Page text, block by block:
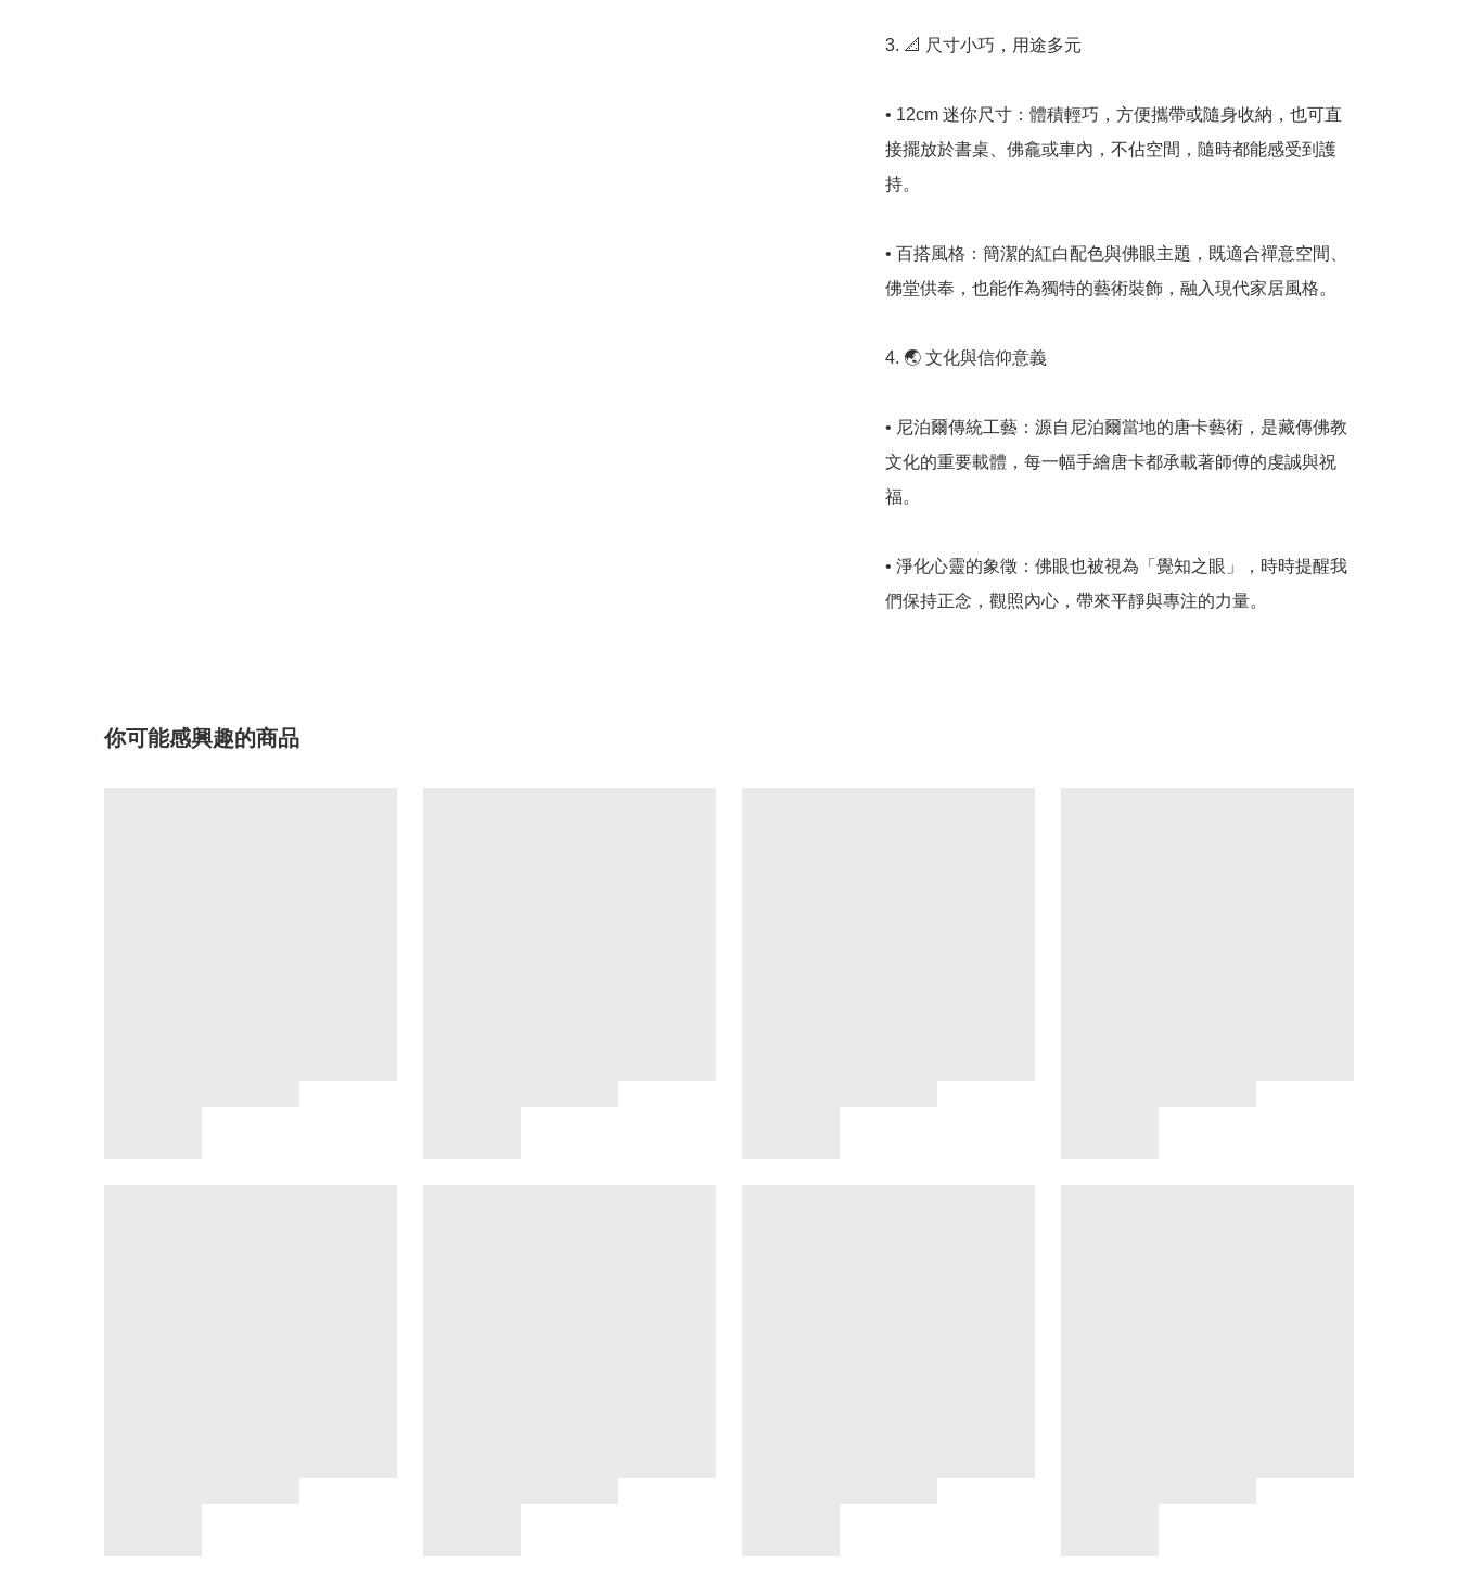
3. 📐 尺寸小巧，用途多元
• 12cm 迷你尺寸：體積輕巧，方便攜帶或隨身收納，也可直
接擺放於書桌、佛龕或車內，不佔空間，隨時都能感受到護
持。
• 百搭風格：簡潔的紅白配色與佛眼主題，既適合禪意空間、
佛堂供奉，也能作為獨特的藝術裝飾，融入現代家居風格。
4. 🌏 文化與信仰意義
• 尼泊爾傳統工藝：源自尼泊爾當地的唐卡藝術，是藏傳佛教
文化的重要載體，每一幅手繪唐卡都承載著師傅的虔誠與祝
福。
• 淨化心靈的象徵：佛眼也被視為「覺知之眼」，時時提醒我
你可能感興趣的商品